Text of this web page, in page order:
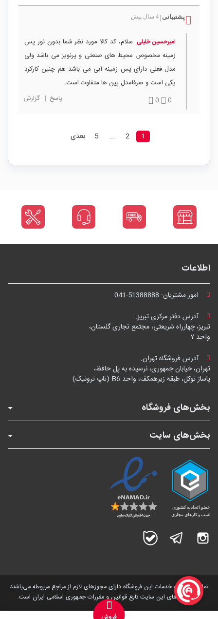
پشتیبانی 4 سال پیش
امیرحسین خلیلی سلام، کد کالا مورد نظر شما بدون نور پس
زمینه مخصوص محیط های صنعتی و پرنویز می باشد ولی
مدل فعلی دارای پس زمینه آبی می باشد هم چنین کارکرد
یکی است و صرفامدل پین ها متفاوت است.
0
0 پاسخ | گزارش
1
2
...
5 بعدی
اطلاعات
امور مشتریان: 041-51388888
آدرس دفتر مرکزی تبریز:
تبریز، چهارراه شریعتی، مجتمع تجاری گلستان،
واحد ۷
آدرس فروشگاه تهران:
تهران، خیابان جمهوری، نرسیده به پل حافظ،
پاساژ توکل، طبقه زیرهمکف، واحد B6 (تاپ ترونیک)
بخش‌های فروشگاه
بخش‌های سایت
اینستاگرام تلگرام
تمامی کالاها و خدمات این فروشگاه دارای مجوز‌های لازم از مراجع مربوطه می‌باشند
و فعالیت های این سایت تابع قوانین و مقررات جمهوری اسلامی ایران است.
فروش